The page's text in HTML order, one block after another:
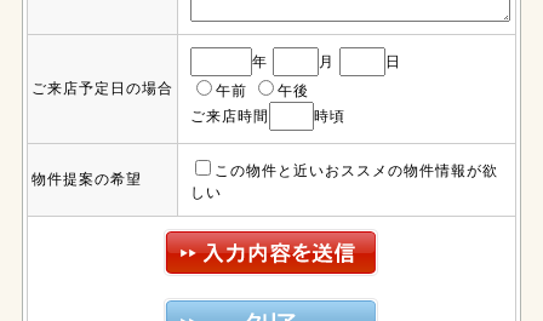
ご来店予定日の場合
年 月
日
午前
午後
ご来店時間
時頃
物件提案の希望
この物件と近いおススメの物件情報が欲
しい